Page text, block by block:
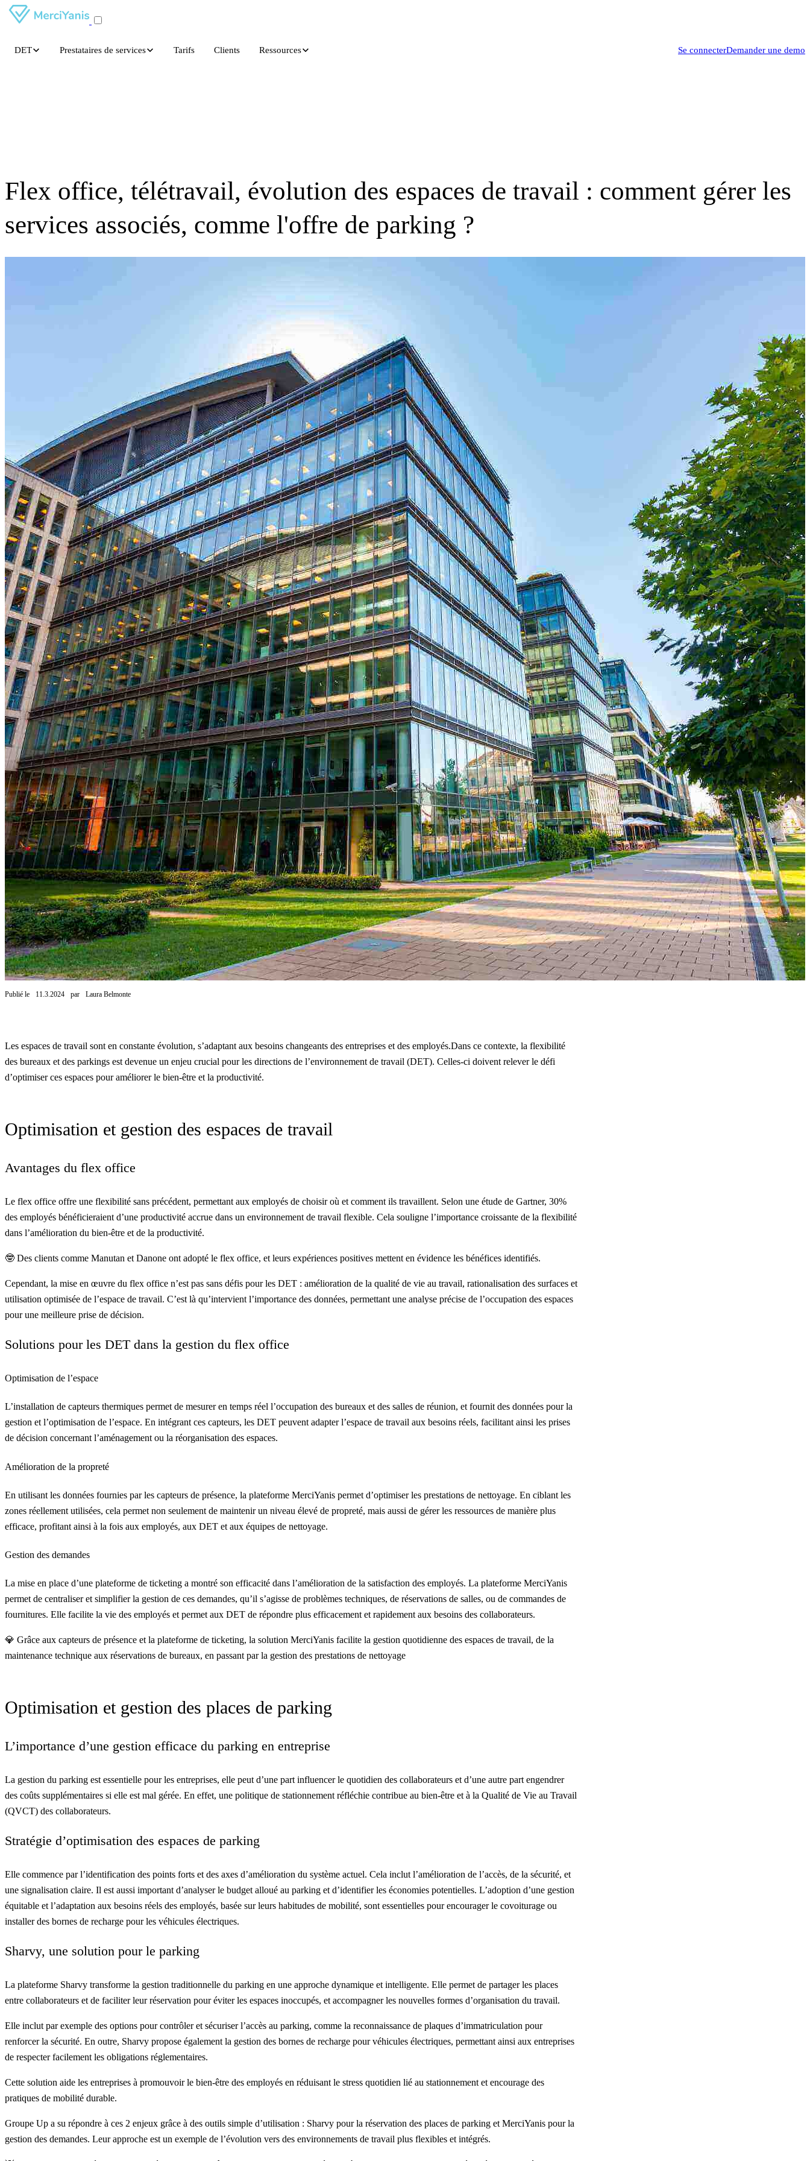
DET Prestataires de services Tarifs Clients Ressources Se connecterDemander une demo
Flex office, télétravail, évolution des espaces de travail : comment gérer les
services associés, comme l'offre de parking ?
Publié le 11.3.2024 par Laura Belmonte
Les espaces de travail sont en constante évolution, s’adaptant aux besoins changeants des entreprises et des employés.Dans ce contexte, la flexibilité
des bureaux et des parkings est devenue un enjeu crucial pour les directions de l’environnement de travail (DET). Celles-ci doivent relever le défi
d’optimiser ces espaces pour améliorer le bien-être et la productivité.
Optimisation et gestion des espaces de travail
Avantages du flex office
Le flex office offre une flexibilité sans précédent, permettant aux employés de choisir où et comment ils travaillent. Selon une étude de Gartner, 30%
des employés bénéficieraient d’une productivité accrue dans un environnement de travail flexible. Cela souligne l’importance croissante de la flexibilité
dans l’amélioration du bien-être et de la productivité.
🤓 Des clients comme Manutan et Danone ont adopté le flex office, et leurs expériences positives mettent en évidence les bénéfices identifiés.
Cependant, la mise en œuvre du flex office n’est pas sans défis pour les DET : amélioration de la qualité de vie au travail, rationalisation des surfaces et
utilisation optimisée de l’espace de travail. C’est là qu’intervient l’importance des données, permettant une analyse précise de l’occupation des espaces
pour une meilleure prise de décision.
Solutions pour les DET dans la gestion du flex office
Optimisation de l’espace
L’installation de capteurs thermiques permet de mesurer en temps réel l’occupation des bureaux et des salles de réunion, et fournit des données pour la
gestion et l’optimisation de l’espace. En intégrant ces capteurs, les DET peuvent adapter l’espace de travail aux besoins réels, facilitant ainsi les prises
de décision concernant l’aménagement ou la réorganisation des espaces.
Amélioration de la propreté
En utilisant les données fournies parles capteurs de présence, la plateforme MerciYanis permet d’optimiser les prestations de nettoyage. En ciblant les
zones réellement utilisées, cela permet non seulement de maintenir un niveau élevé de propreté, mais aussi de gérer les ressources de manière plus
efficace, profitant ainsi à la fois aux employés, aux DET et aux équipes de nettoyage.
Gestion des demandes
La mise en place d’une plateforme de ticketing a montré son efficacité dans l’amélioration de la satisfaction des employés. La plateforme MerciYanis
permet de centraliser et simplifier la gestion de ces demandes, qu’il s’agisse de problèmes techniques, de réservations de salles, ou de commandes de
fournitures. Elle facilite la vie des employés et permet aux DET de répondre plus efficacement et rapidement aux besoins des collaborateurs.
💎 Grâce aux capteurs de présence et la plateforme de ticketing, la solution MerciYanis facilite la gestion quotidienne des espaces de travail, de la
maintenance technique aux réservations de bureaux, en passant par la gestion des prestations de nettoyage
Optimisation et gestion des places de parking
L’importance d’une gestion efficace du parking en entreprise
La gestion du parking est essentielle pour les entreprises, elle peut d’une part influencer le quotidien des collaborateurs et d’une autre part engendrer
des coûts supplémentaires si elle est mal gérée. En effet, une politique de stationnement réfléchie contribue au bien-être et à la Qualité de Vie au Travail
(QVCT) des collaborateurs.
Stratégie d’optimisation des espaces de parking
Elle commence par l’identification des points forts et des axes d’amélioration du système actuel. Cela inclut l’amélioration de l’accès, de la sécurité, et
une signalisation claire. Il est aussi important d’analyser le budget alloué au parking et d’identifier les économies potentielles. L’adoption d’une gestion
équitable et l’adaptation aux besoins réels des employés, basée sur leurs habitudes de mobilité, sont essentielles pour encourager le covoiturage ou
installer des bornes de recharge pour les véhicules électriques.
Sharvy, une solution pour le parking
La plateforme Sharvy transforme la gestion traditionnelle du parking en une approche dynamique et intelligente. Elle permet de partager les places
entre collaborateurs et de faciliter leur réservation pour éviter les espaces inoccupés, et accompagner les nouvelles formes d’organisation du travail.
Elle inclut par exemple des options pourcontrôler et sécuriser l’accès au parking, comme la reconnaissance de plaques d’immatriculation pour
renforcer la sécurité. En outre, Sharvy propose également la gestion des bornes de recharge pour véhicules électriques, permettant ainsi aux entreprises
de respecter facilement les obligations réglementaires.
Cette solution aide les entreprises à promouvoir le bien-être des employés en réduisant le stress quotidien lié au stationnement et encourage des
pratiques de mobilité durable.
Groupe Up a su répondre à ces 2 enjeux grâce à des outils simple d’utilisation : Sharvy pour la réservation des places de parking et MerciYanis pour la
gestion des demandes. Leur approche est un exemple de l’évolution vers des environnements de travail plus flexibles et intégrés.